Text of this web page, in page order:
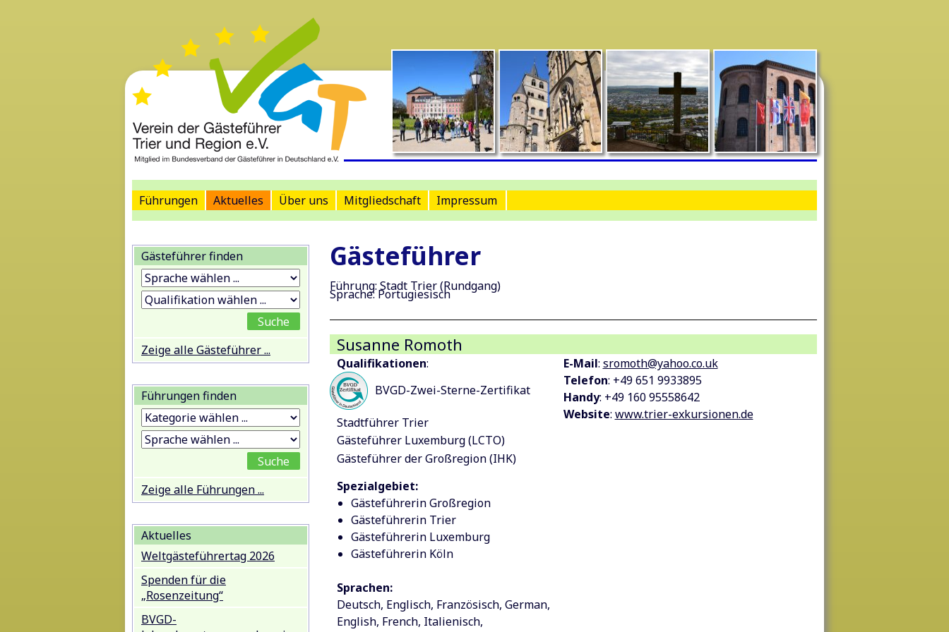
Führungen Aktuelles Über uns Mitgliedschaft Impressum
Gästeführer
Führung: Stadt Trier (Rundgang)
Sprache: Portugiesisch
Susanne Romoth
Qualifikationen:
BVGD-Zwei-Sterne-Zertifikat
Stadtführer Trier
Gästeführer Luxemburg (LCTO)
Gästeführer der Großregion (IHK)
Spezialgebiet:
Gästeführerin Großregion
Gästeführerin Trier
Gästeführerin Luxemburg
Gästeführerin Köln
Sprachen:
Deutsch Englisch Französisch German
English French Italienisch
E-Mail: sromoth@yahoo.co.uk
Telefon: +49 651 9933895
Handy: +49 160 95558642
Website: www.trier-exkursionen.de
Gästeführer finden
Zeige alle Gästeführer ...
Führungen finden
Zeige alle Führungen ...
Aktuelles
Weltgästeführertag 2026
Spenden für die
„Rosenzeitung“
BVGD-